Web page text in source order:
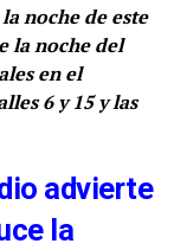
noche de este
la noche del
en el
6 y 15 y las
advierte
la